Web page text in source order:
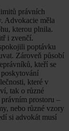
právních
Advokacie měla
kterou plnila.
i zvenčí.
poptávku
Zároveň působí
kteří se
které v
tak o různé
prostoru –
nebo různé vzory
si advokát musí